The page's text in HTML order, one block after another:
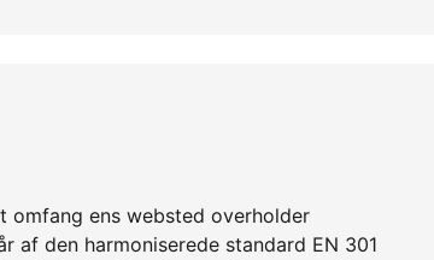
omfang ens websted overholder
den harmoniserede standard EN 301